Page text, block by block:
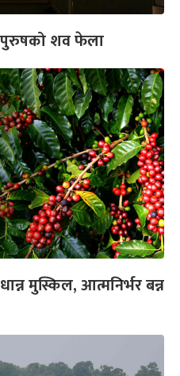
पुरुषको शव फेला
मुस्किल, आत्मनिर्भर बन्न